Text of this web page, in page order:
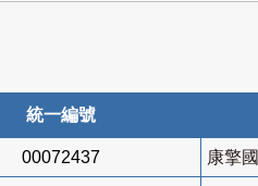
統一編號
00072437 康擎